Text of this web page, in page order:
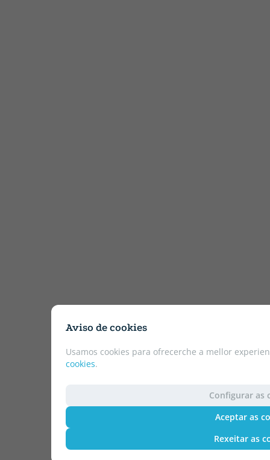
Aviso de cookies
Usamos cookies para ofrecerche a mellor
cookies.
Configurar as
Aceptar as
Rexeitar as